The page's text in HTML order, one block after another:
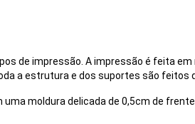
de impressão. A impressão é feita em
a estrutura e dos suportes são feitos
moldura delicada de 0,5cm de